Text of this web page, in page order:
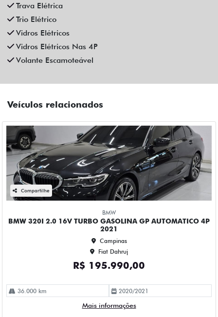
36.000 km
Mais informações
Compartilhe
CAOA CHERY
CAOA CHERY TIGGO 8 1.6 TGDI GASOLINA TXS MAX DRIVE
DCT 4P AUTOMATICO 2025
Campinas
Fiat Dahruj
R$ 167.990,00
2024/2025
Mais informações